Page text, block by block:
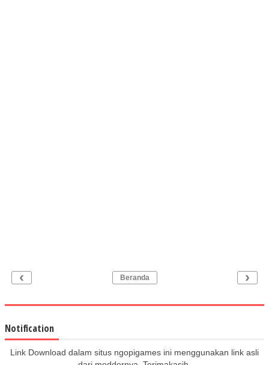
‹ ›
Beranda
Notification
Link Download dalam situs ngopigames ini menggunakan link asli